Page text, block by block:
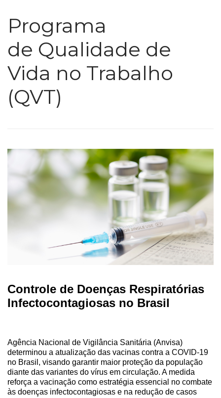
Programa
de Qualidade de
Vida no Trabalho
(QVT)
Controle de Doenças Respiratórias
Infectocontagiosas no Brasil
Agência Nacional de Vigilância Sanitária (Anvisa)
determinou a atualização das vacinas contra a COVID‑19
no Brasil, visando garantir maior proteção da população
diante das variantes do vírus em circulação. A medida
reforça a vacinação como estratégia essencial no combate
às doenças infectocontagiosas e na redução de casos